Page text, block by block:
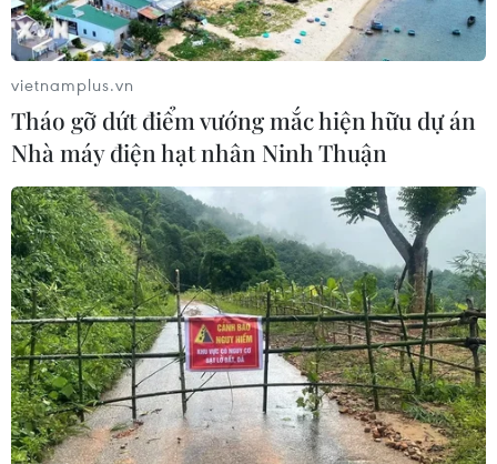
vietnamplus.vn
Tháo gỡ dứt điểm vướng mắc hiện hữu dự án
Nhà máy điện hạt nhân Ninh Thuận